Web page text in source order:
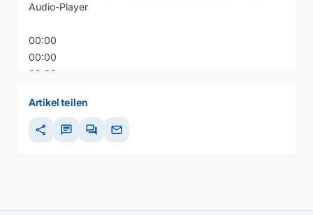
Audio-Player
00:00
00:00
00:00
Artikel teilen
share chat forum mail